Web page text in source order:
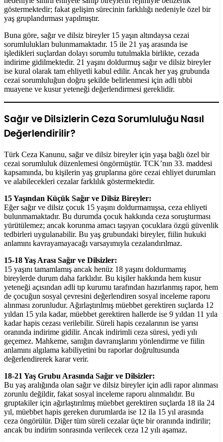
göstermektedir; fakat gelişim sürecinin farklılığı nedeniyle özel bir
yaş gruplandırması yapılmıştır.
Buna göre, sağır ve dilsiz bireyler 15 yaşın altındaysa cezai
sorumlulukları bulunmamaktadır. 15 ile 21 yaş arasında ise
işledikleri suçlardan dolayı sorumlu tutulmakla birlikte, cezada
indirime gidilmektedir. 21 yaşını doldurmuş sağır ve dilsiz bireyler
ise kural olarak tam ehliyetli kabul edilir. Ancak her yaş grubunda
cezai sorumluluğun doğru şekilde belirlenmesi için adli tıbbi
muayene ve kusur yeteneği değerlendirmesi gereklidir.
Sağır ve Dilsizlerin Ceza Sorumluluğu Nasıl
Değerlendirilir?
Türk Ceza Kanunu, sağır ve dilsiz bireyler için yaşa bağlı özel bir
cezai sorumluluk düzenlemesi öngörmüştür. TCK’nın 33. maddesi
kapsamında, bu kişilerin yaş gruplarına göre cezai ehliyet durumları
ve alabilecekleri cezalar farklılık göstermektedir.
15 Yaşından Küçük Sağır ve Dilsiz Bireyler:
Eğer sağır ve dilsiz çocuk 15 yaşını doldurmamışsa, ceza ehliyeti
bulunmamaktadır. Bu durumda çocuk hakkında ceza soruşturması
yürütülemez; ancak korunma amacı taşıyan çocuklara özgü güvenlik
tedbirleri uygulanabilir. Bu yaş grubundaki bireyler, fiilin hukuki
anlamını kavrayamayacağı varsayımıyla cezalandırılmaz.
15-18 Yaş Arası Sağır ve Dilsizler:
15 yaşını tamamlamış ancak henüz 18 yaşını doldurmamış
bireylerde durum daha farklıdır. Bu kişiler hakkında hem kusur
yeteneği açısından adli tıp kurumu tarafından hazırlanmış rapor, hem
de çocuğun sosyal çevresini değerlendiren sosyal inceleme raporu
alınması zorunludur. Ağırlaştırılmış müebbet gerektiren suçlarda 12
yıldan 15 yıla kadar, müebbet gerektiren hallerde ise 9 yıldan 11 yıla
kadar hapis cezası verilebilir. Süreli hapis cezalarının ise yarısı
oranında indirime gidilir. Ancak indirimli ceza süresi, yedi yılı
geçemez. Mahkeme, sanığın davranışlarını yönlendirme ve fiilin
anlamını algılama kabiliyetini bu raporlar doğrultusunda
değerlendirerek karar verir.
18-21 Yaş Grubu Arasında Sağır ve Dilsizler:
Bu yaş aralığında olan sağır ve dilsiz bireyler için adli rapor alınması
zorunlu değildir, fakat sosyal inceleme raporu alınmalıdır. Bu
gruptakiler için ağırlaştırılmış müebbet gerektiren suçlarda 18 ila 24
yıl, müebbet hapis gereken durumlarda ise 12 ila 15 yıl arasında
ceza öngörülür. Diğer tüm süreli cezalar üçte bir oranında indirilir;
ancak bu indirim sonrasında verilecek ceza 12 yılı aşamaz.